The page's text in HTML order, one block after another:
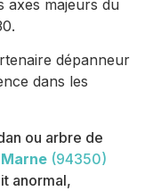
axes majeurs du
dépanneur
dans les
ou arbre de
(94350)
anormal,